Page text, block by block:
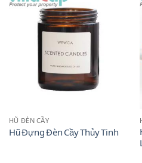
HŨ ĐÈN CẦY
Hũ Đựng Đèn Cầy Thủy Tinh